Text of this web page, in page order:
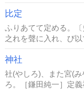
比定
ふりあてて定める。
之れを聲に入れ、び以
神社
社(やしろ)、また宮(
ろ。［鎌田純一］定義